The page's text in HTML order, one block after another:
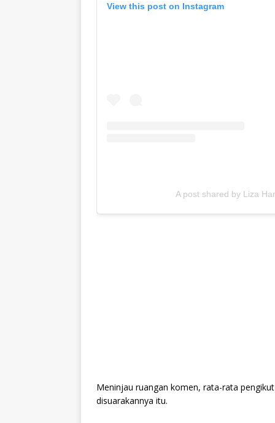
View this post on Instagram
A post shared by Liza
Meninjau ruangan komen, rata-rata
disuarakannya itu.